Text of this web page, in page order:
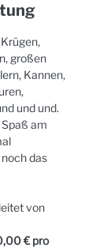
großen
Kannen,
und und.
am
das
von
€ pro